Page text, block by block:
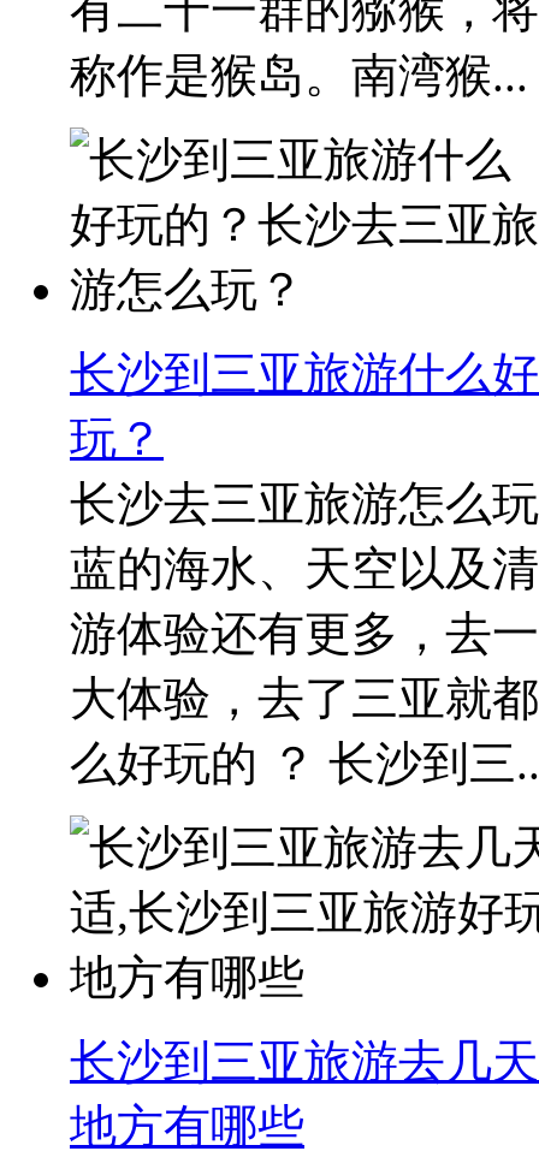
称作是猴岛。南湾猴...
长沙到三亚旅游什么
玩？
长沙去三亚旅游怎么
蓝的海水、天空以及
游体验还有更多，去
大体验，去了三亚就
么好玩的 ？ 长沙到三
长沙到三亚旅游去几
地方有哪些